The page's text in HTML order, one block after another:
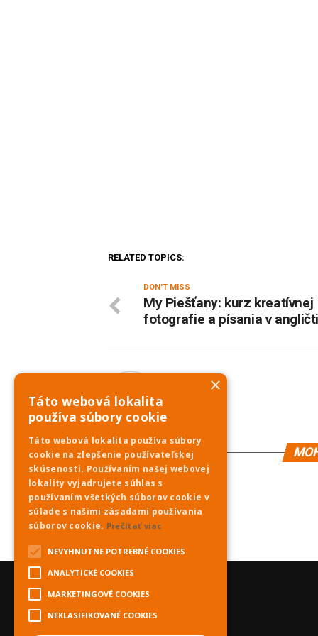
RELATED TOPICS:
DON'T MISS
My Piešťany: kurz kreatívnej
fotografie a písania v
×
Táto webová lokalita
používa súbory cookie
Táto webová lokalita používa súbory
cookie na zlepšenie používateľskej
skúsenosti. Používaním našej webovej
lokality vyjadrujete súhlas s
používaním všetkých súborov cookie v
súlade s našimi zásadami používania
súborov cookie. Prečítať viac
NEVYHNUTNE POTREBNÉ COOKIES
ANALYTICKÉ COOKIES
MARKETINGOVÉ COOKIES
NEKLASIFIKOVANÉ COOKIES